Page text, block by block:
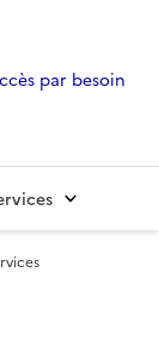
par besoin